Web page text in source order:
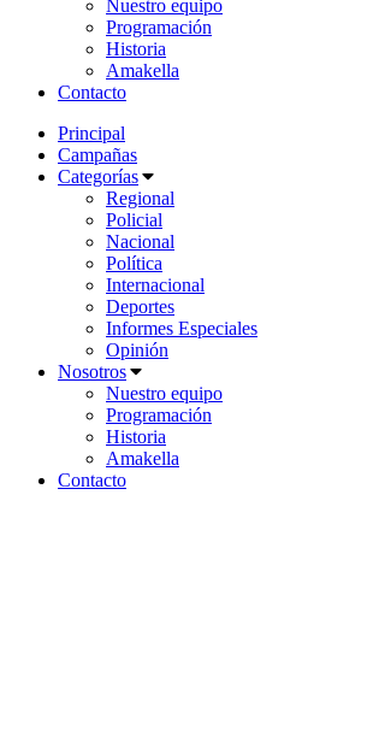
Nuestro equipo
Programación
Historia
Amakella
Contacto
Principal
Campañas
Categorías
Regional
Policial
Nacional
Política
Internacional
Deportes
Informes Especiales
Opinión
Nosotros
Nuestro equipo
Programación
Historia
Amakella
Contacto